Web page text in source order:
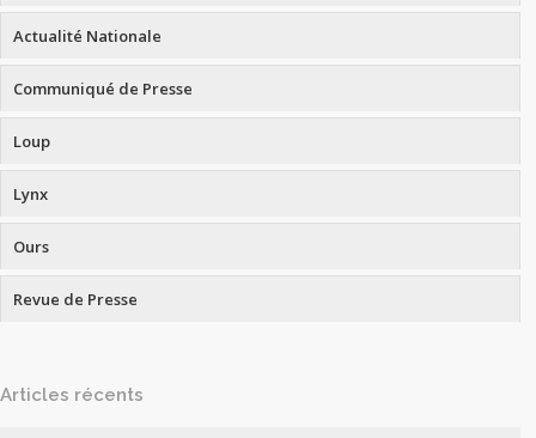
Actualité Nationale
Communiqué de Presse
Loup
Lynx
Ours
Revue de Presse
Articles récents